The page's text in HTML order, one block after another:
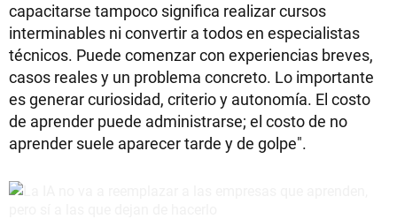
capacitarse tampoco significa realizar cursos
interminables ni convertir a todos en especialistas
técnicos. Puede comenzar con experiencias breves,
casos reales y un problema concreto. Lo importante
es generar curiosidad, criterio y autonomía. El costo
de aprender puede administrarse; el costo de no
aprender suele aparecer tarde y de golpe".